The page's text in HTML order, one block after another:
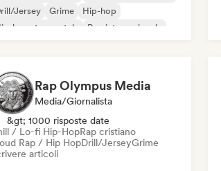
Jersey
Grime
Hip-hop
hop strumentale
Rap internazionale
Rap Olympus Media
Media/Giornalista
&gt; 1000 risposte date
/ Lo-fi Hip-HopRap cristiano
Rap / Hip HopDrill/JerseyGrime
articoli